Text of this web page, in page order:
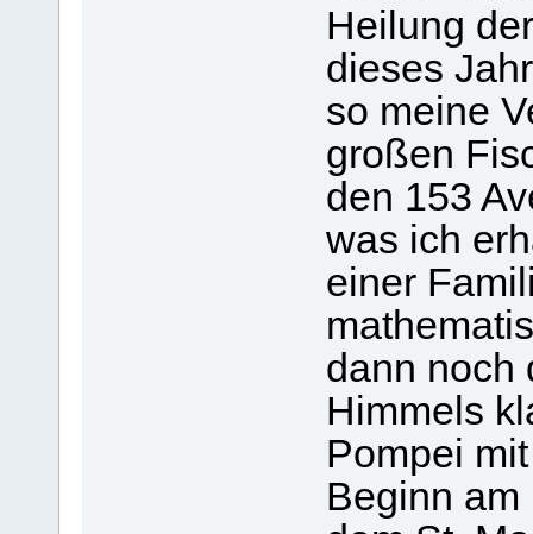
Heilung
dieses
so meine
großen
den 153
was ich
einer
dann noch
Himmels
Pompei
Beginn